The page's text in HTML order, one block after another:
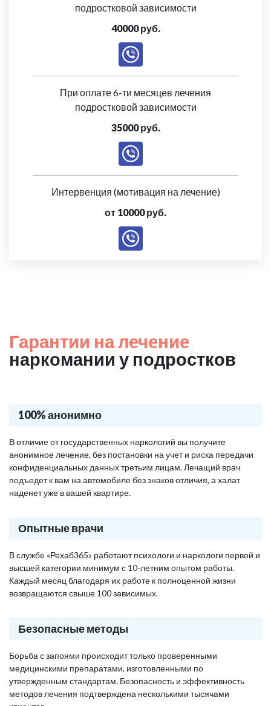
подростковой зависимости
40000 руб.
При оплате 6-ти месяцев лечения
подростковой зависимости
35000 руб.
Интервенция (мотивация на лечение)
от 10000 руб.
Гарантии на лечение
наркомании у подростков
100% анонимно
В отличие от государственных наркологий вы получите
анонимное лечение, без постановки на учет и риска передачи
конфиденциальных данных третьим лицам. Лечащий врач
подъедет к вам на автомобиле без знаков отличия, а халат
наденет уже в вашей квартире.
Опытные врачи
В службе «Рехаб365» работают психологи и наркологи первой и
высшей категории минимум с 10-летним опытом работы.
Каждый месяц благодаря их работе к полноценной жизни
возвращаются свыше 100 зависимых.
Безопасные методы
Борьба с запоями происходит только проверенными
медицинскими препаратами, изготовленными по
утвержденным стандартам. Безопасность и эффективность
методов лечения подтверждена несколькими тысячами